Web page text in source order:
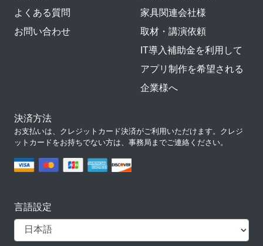
よくある質問
お問い合わせ
家具関連会社様
取材・講演依頼
IT導入補助金を利用して
アプリ制作を希望される
企業様へ
決済方法
お支払いは、クレジットカード決済がご利用いただけます。クレジ
ットカードをお持ちでない方は、事務局までご連絡ください。
言語設定